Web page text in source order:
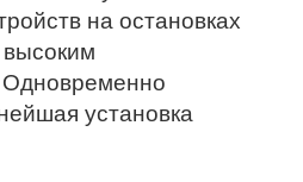
на остановках
установка